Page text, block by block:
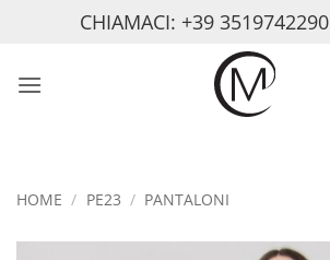
CHIAMACI: +39 3519742290
HOME / PE23 / PANTALONI